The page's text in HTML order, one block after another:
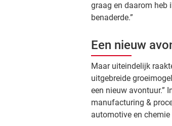
graag en daarom heb
benaderde.”
Een nieuw
Maar uiteindelijk
uitgebreide
een nieuw avontuur.”
manufacturing &
automotive en